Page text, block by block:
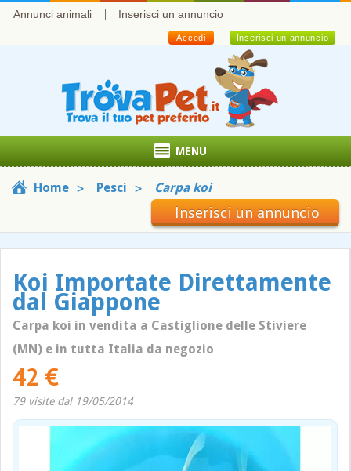
Annunci animali Inserisci un annuncio
Inserisci un annuncio
Accedi
MENU
Home Pesci Carpa koi
Inserisci un annuncio
Koi Importate Direttamente
dal Giappone
Carpa koi in vendita a Castiglione delle Stiviere
(MN) e in tutta Italia da negozio
42 €
79 visite dal 19/05/2014